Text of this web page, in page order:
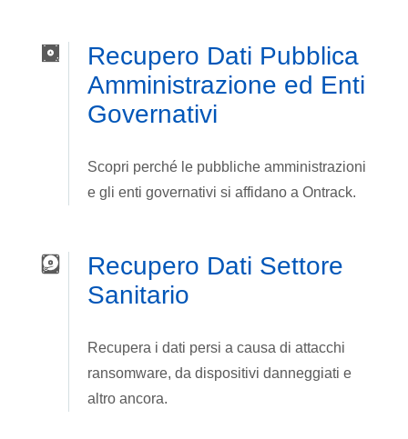
Recupero Dati Pubblica
Amministrazione ed Enti
Governativi
Scopri perché le pubbliche amministrazioni
e gli enti governativi si affidano a Ontrack.
Recupero Dati Settore
Sanitario
Recupera i dati persi a causa di attacchi
ransomware, da dispositivi danneggiati e
altro ancora.